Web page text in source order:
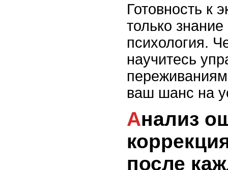
Готовность к
только
психология.
научитесь
ваш шанс на
Анализ ошибок и
после